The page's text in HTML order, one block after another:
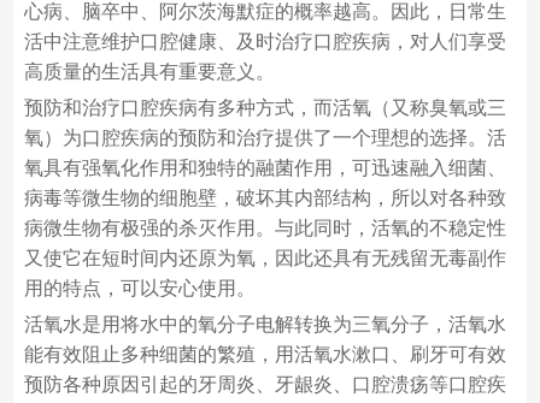
心病、脑卒中、阿尔茨海默症的概率越高。因此，日常生
活中注意维护口腔健康、及时治疗口腔疾病，对人们享受
高质量的生活具有重要意义。
预防和治疗口腔疾病有多种方式，而活氧（又称臭氧或三
氧）为口腔疾病的预防和治疗提供了一个理想的选择。活
氧具有强氧化作用和独特的融菌作用，可迅速融入细菌、
病毒等微生物的细胞壁，破坏其内部结构，所以对各种致
病微生物有极强的杀灭作用。与此同时，活氧的不稳定性
又使它在短时间内还原为氧，因此还具有无残留无毒副作
用的特点，可以安心使用。
活氧水是用将水中的氧分子电解转换为三氧分子，活氧水
能有效阻止多种细菌的繁殖，用活氧水漱口、刷牙可有效
预防各种原因引起的牙周炎、牙龈炎、口腔溃疡等口腔疾